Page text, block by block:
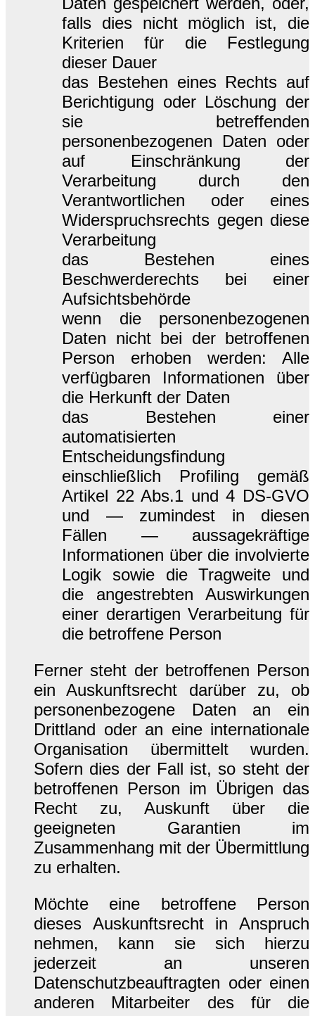
falls dies nicht möglich ist, die
Kriterien für die Festlegung
dieser Dauer
das Bestehen eines Rechts auf
Berichtigung oder Löschung der
sie betreffenden
personenbezogenen Daten oder
auf Einschränkung der
Verarbeitung durch den
Verantwortlichen oder eines
Widerspruchsrechts gegen diese
Verarbeitung
das Bestehen eines
Beschwerderechts bei einer
Aufsichtsbehörde
wenn die personenbezogenen
Daten nicht bei der betroffenen
Person erhoben werden: Alle
verfügbaren Informationen über
die Herkunft der Daten
das Bestehen einer
automatisierten
Entscheidungsfindung
einschließlich Profiling gemäß
Artikel 22 Abs.1 und 4 DS-GVO
und — zumindest in diesen
Fällen — aussagekräftige
Informationen über die involvierte
Logik sowie die Tragweite und
die angestrebten Auswirkungen
einer derartigen Verarbeitung für
die betroffene Person
Ferner steht der betroffenen Person
ein Auskunftsrecht darüber zu, ob
personenbezogene Daten an ein
Drittland oder an eine internationale
Organisation übermittelt wurden.
Sofern dies der Fall ist, so steht der
betroffenen Person im Übrigen das
Recht zu, Auskunft über die
geeigneten Garantien im
Zusammenhang mit der Übermittlung
zu erhalten.
Möchte eine betroffene Person
dieses Auskunftsrecht in Anspruch
nehmen, kann sie sich hierzu
jederzeit an unseren
Datenschutzbeauftragten oder einen
anderen Mitarbeiter des für die